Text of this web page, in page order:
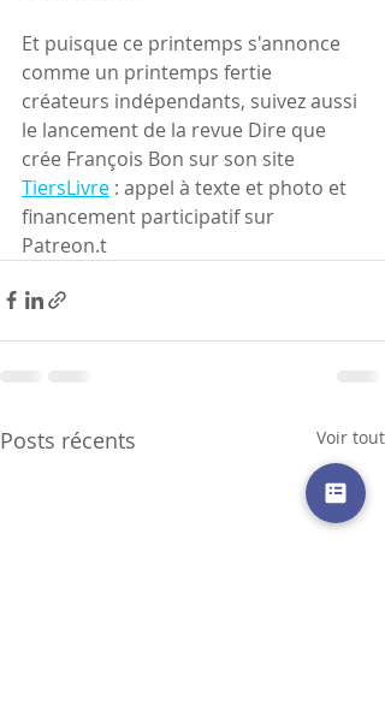
Et puisque ce printemps s'annonce
comme un printemps fertie
créateurs indépendants, suivez aussi
le lancement de la revue Dire que
crée François Bon sur son site
TiersLivre : appel à texte et photo et
financement participatif sur
Patreon.t
Posts récents Voir tout